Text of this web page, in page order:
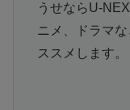
うせならU-
ニメ、ドラマ
ススメします。